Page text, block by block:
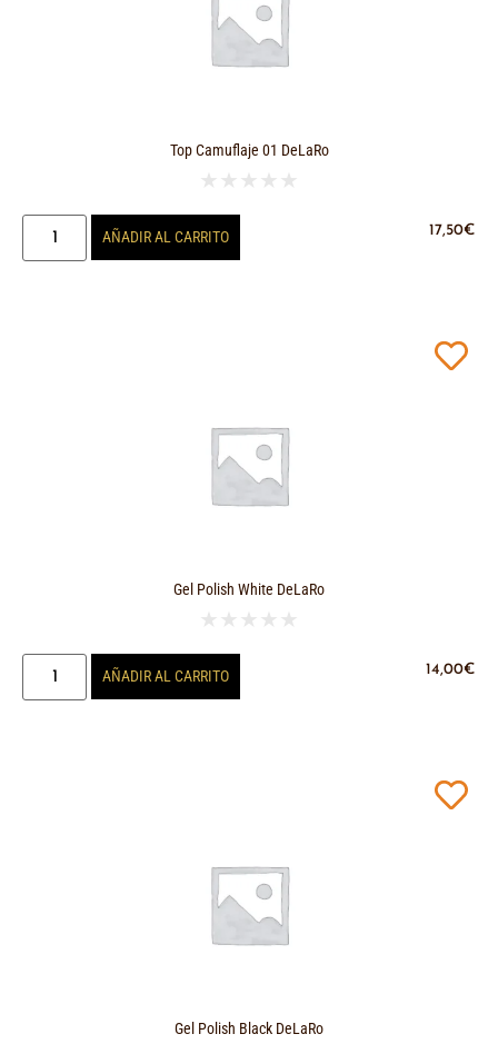
Top Camuflaje 01 DeLaRo
★ ★ ★ ★ ★
17,50€
AÑADIR AL CARRITO
Gel Polish White DeLaRo
★ ★ ★ ★ ★
14,00€
AÑADIR AL CARRITO
Gel Polish Black DeLaRo